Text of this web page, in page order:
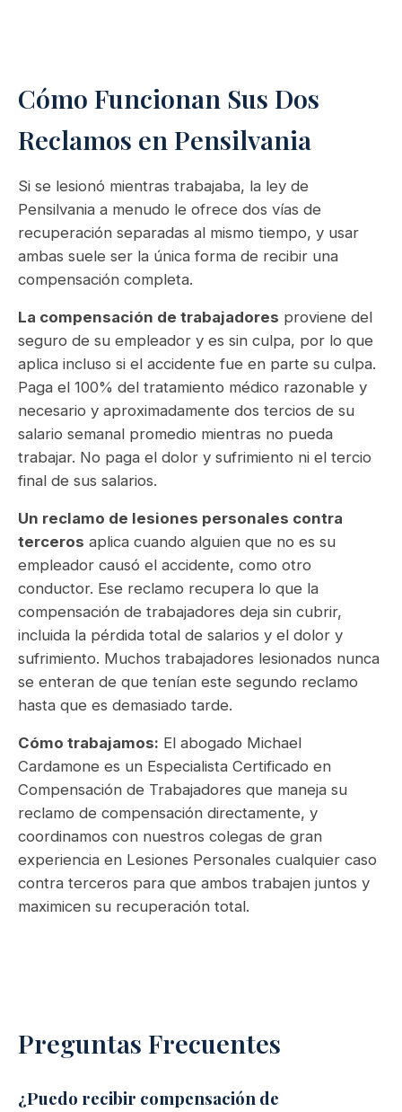
Cómo Funcionan Sus Dos
Reclamos en Pensilvania
Si se lesionó mientras trabajaba, la ley de
Pensilvania a menudo le ofrece dos vías de
recuperación separadas al mismo tiempo, y usar
ambas suele ser la única forma de recibir una
compensación completa.
La compensación de trabajadores proviene del
seguro de su empleador y es sin culpa, por lo que
aplica incluso si el accidente fue en parte su culpa.
Paga el 100% del tratamiento médico razonable y
necesario y aproximadamente dos tercios de su
salario semanal promedio mientras no pueda
trabajar. No paga el dolor y sufrimiento ni el tercio
final de sus salarios.
Un reclamo de lesiones personales contra
terceros aplica cuando alguien que no es su
empleador causó el accidente, como otro
conductor. Ese reclamo recupera lo que la
compensación de trabajadores deja sin cubrir,
incluida la pérdida total de salarios y el dolor y
sufrimiento. Muchos trabajadores lesionados nunca
se enteran de que tenían este segundo reclamo
hasta que es demasiado tarde.
Cómo trabajamos: El abogado Michael
Cardamone es un Especialista Certificado en
Compensación de Trabajadores que maneja su
reclamo de compensación directamente, y
coordinamos con nuestros colegas de gran
experiencia en Lesiones Personales cualquier caso
contra terceros para que ambos trabajen juntos y
maximicen su recuperación total.
Preguntas Frecuentes
¿Puedo recibir compensación de